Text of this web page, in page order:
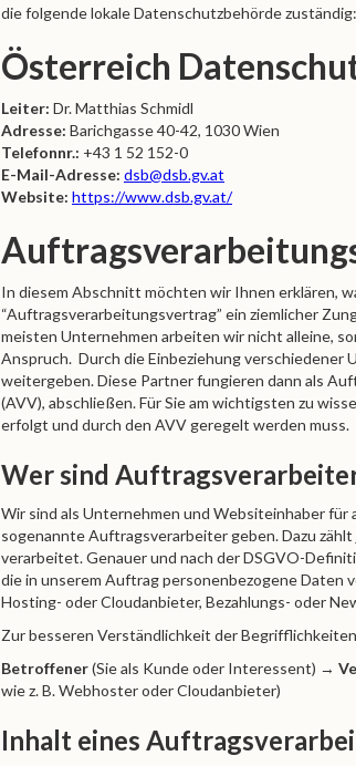
die folgende lokale Datenschutzbehörde zuständig:
Österreich
Leiter: Dr. Matthias Schmidl
Adresse: Barichgasse 40-42, 1030 Wien
Telefonnr.: +43 1 52 152-0
E-Mail-Adresse: dsb@dsb.gv.at
Website: https://www.dsb.gv.at/
In diesem Abschnitt möchten wir Ihnen erklären,
“Auftragsverarbeitungsvertrag” ein ziemlicher
meisten Unternehmen arbeiten wir nicht alleine,
Anspruch. Durch die Einbeziehung verschiedener
weitergeben. Diese Partner fungieren dann als
(AVV), abschließen. Für Sie am wichtigsten zu
erfolgt und durch den AVV geregelt werden muss.
Wer sind
Wir sind als Unternehmen und Websiteinhaber
sogenannte Auftragsverarbeiter geben. Dazu
verarbeitet. Genauer und nach der DSGVO-
die in unserem Auftrag personenbezogene
Hosting- oder Cloudanbieter, Bezahlungs- oder
Zur besseren Verständlichkeit der
Betroffener(Sie als Kunde oder Interessent) →
wie z. B. Webhoster oder Cloudanbieter)
Inhalt eines